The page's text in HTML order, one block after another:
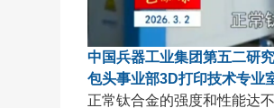
中国兵器工业集团第五二研
包头事业部3D打印技术专业
正常钛合金的强度和性能达